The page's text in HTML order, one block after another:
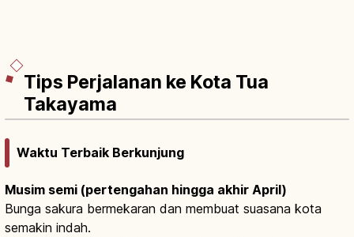
Tips Perjalanan ke Kota Tua
Takayama
Waktu Terbaik Berkunjung
Musim semi (pertengahan hingga akhir April)
Bunga sakura bermekaran dan membuat suasana kota
semakin indah.